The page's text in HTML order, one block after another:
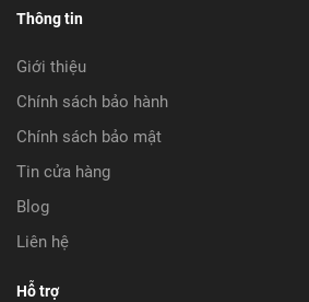
Thông tin
Giới thiệu
Chính sách bảo hành
Chính sách bảo mật
Tin cửa hàng
Blog
Liên hệ
Hỗ trợ